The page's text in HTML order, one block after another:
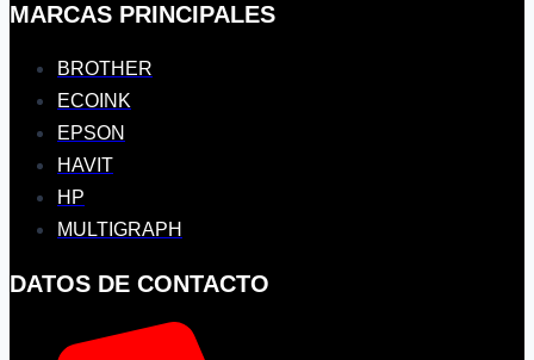
MARCAS PRINCIPALES
BROTHER
ECOINK
EPSON
HAVIT
HP
MULTIGRAPH
DATOS DE CONTACTO